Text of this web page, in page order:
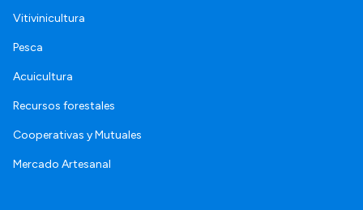
Vitivinicultura
Pesca
Acuicultura
Recursos forestales
Cooperativas y Mutuales
Mercado Artesanal